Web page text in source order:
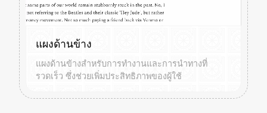
แผงด้านข้าง
แผงด้านข้างสำหรับการทำงานและการนำทางที่
รวดเร็ว ซึ่งช่วยเพิ่มประสิทธิภาพของผู้ใช้